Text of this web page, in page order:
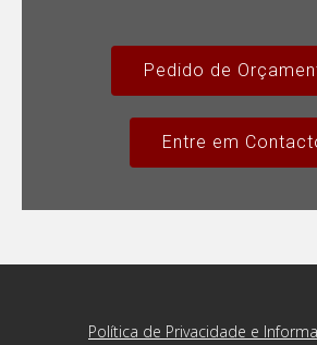
Pedido de
Entre em
Política de Privacidade e